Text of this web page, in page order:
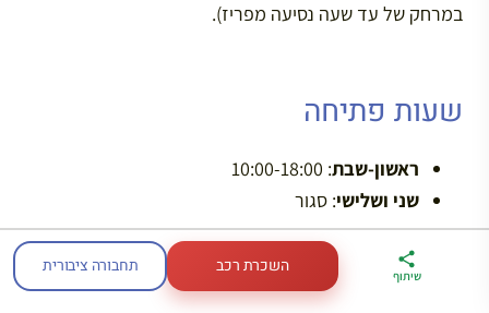
במרחק של עד שעה נסיעה מפריז).
שעות פתיחה
ראשון-שבת: 10:00-18:00
שני ושלישי: סגור
איך מגיעים?
ארגז הכלים שלי
לטיול בצרפת
מדריך פריז
במתנה
דברו
איתי בווטסאפ
שיתוף השכרת רכב תחבורה ציבורית